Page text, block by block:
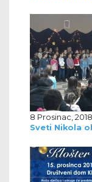
8 Prosinac, 2018
Sveti Nikola